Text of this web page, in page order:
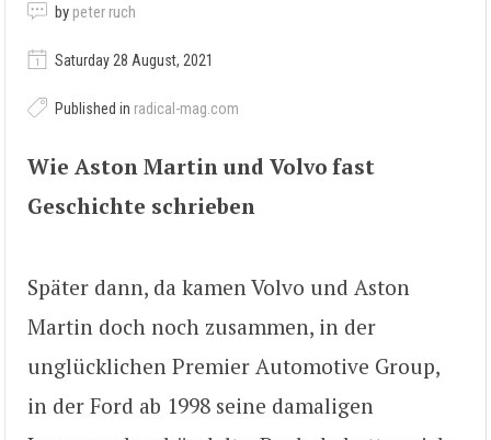
by peter ruch
Saturday 28 August, 2021
Published in radical-mag.com
Wie Aston Martin und Volvo fast
Geschichte schrieben
Später dann, da kamen Volvo und Aston
Martin doch noch zusammen, in der
unglücklichen Premier Automotive Group,
in der Ford ab 1998 seine damaligen